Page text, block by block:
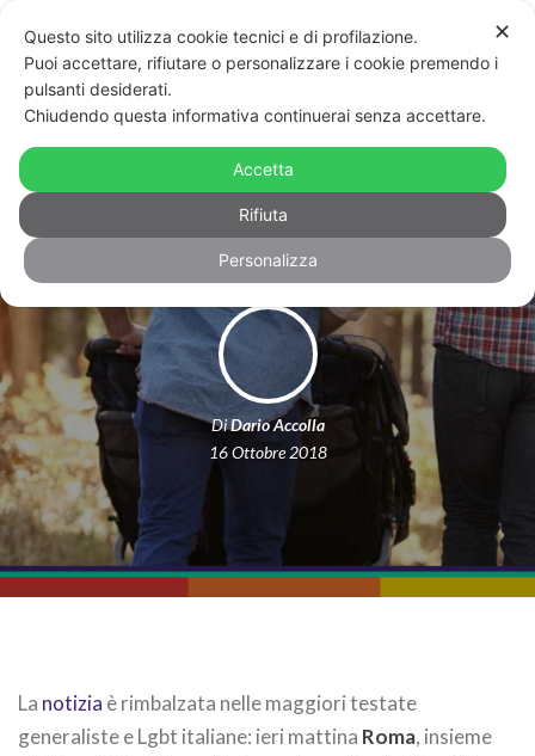
Due uomini non faranno una madre,
ma di certo fanno una famiglia
DiDario Accolla
16 Ottobre 2018
La notizia è rimbalzata nelle maggiori testate
generaliste e Lgbt italiane: ieri mattina Roma, insieme
✕
Questo sito utilizza cookie tecnici e di profilazione.
Puoi accettare, rifiutare o personalizzare i cookie premendo i
pulsanti desiderati.
Chiudendo questa informativa continuerai senza accettare.
Accetta
Rifiuta
Personalizza